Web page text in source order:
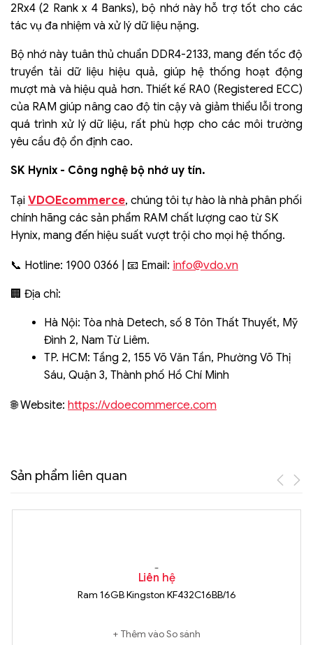
2Rx4 (2 Rank x 4 Banks), bộ nhớ này hỗ trợ tốt cho các
tác vụ đa nhiệm và xử lý dữ liệu nặng.
Bộ nhớ này tuân thủ chuẩn DDR4-2133, mang đến tốc độ
truyền tải dữ liệu hiệu quả, giúp hệ thống hoạt động
mượt mà và hiệu quả hơn. Thiết kế RA0 (Registered ECC)
của RAM giúp nâng cao độ tin cậy và giảm thiểu lỗi trong
quá trình xử lý dữ liệu, rất phù hợp cho các môi trường
yêu cầu độ ổn định cao.
SK Hynix - Công nghệ bộ nhớ uy tín.
Tại VDOEcommerce, chúng tôi tự hào là nhà phân phối
chính hãng các sản phẩm RAM chất lượng cao từ SK
Hynix, mang đến hiệu suất vượt trội cho mọi hệ thống.
📞 Hotline: 1900 0366 | 📧 Email: info@vdo.vn
🏢 Địa chỉ:
Hà Nội: Tòa nhà Detech, số 8 Tôn Thất Thuyết, Mỹ
Đình 2, Nam Từ Liêm.
TP. HCM: Tầng 2, 155 Võ Văn Tần, Phường Võ Thị
Sáu, Quận 3, Thành phố Hồ Chí Minh
🌐 Website: https://vdoecommerce.com
Sản phẩm liên quan
Liên hệ
Ram 16GB Kingston KF432C16BB/16
Thêm vào So sánh